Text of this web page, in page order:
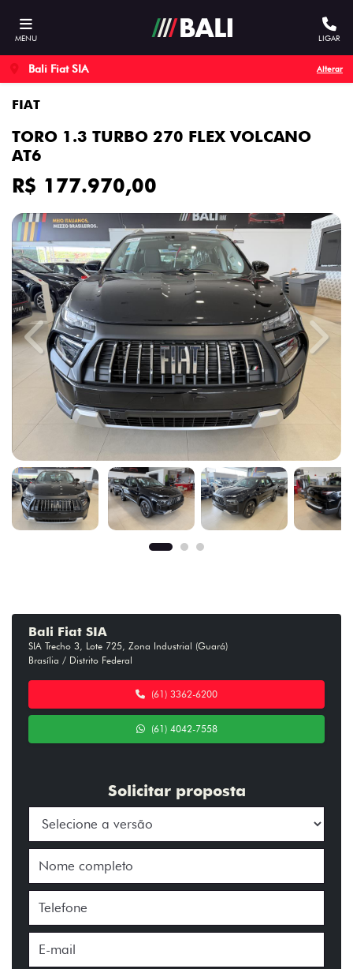
MENU LIGAR
Bali Fiat SIA Alterar
FIAT
TORO 1.3 TURBO 270 FLEX VOLCANO
AT6
R$ 177.970,00
Previous Next
Bali Fiat SIA
SIA Trecho 3, Lote 725, Zona Industrial (Guará)
Brasília / Distrito Federal
(61) 3362-6200
(61) 4042-7558
Solicitar proposta